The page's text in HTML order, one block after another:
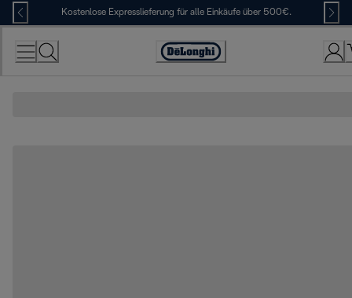
Skip
to
Content
Kostenlose Expresslieferung für alle Einkäufe über 500€.
Erklärung